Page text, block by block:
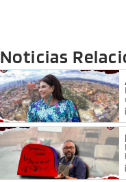
Noticias